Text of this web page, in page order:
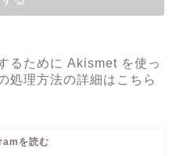
るために Akismet を使っ
処理方法の詳細はこちら
を読む